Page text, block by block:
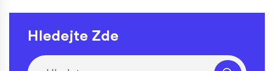
Hledejte Zde